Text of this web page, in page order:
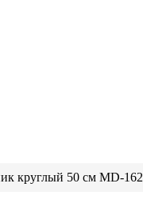
круглый 50 см MD-162